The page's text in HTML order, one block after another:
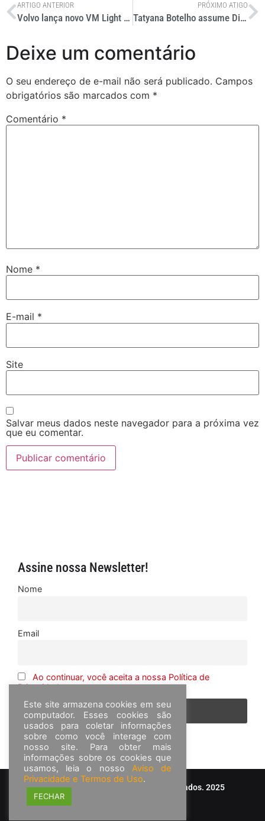
ARTIGO ANTERIOR
Volvo lança novo VM Light Mixer com redução de tara
PRÓXIMO ATIGO
Tatyana Botelho assume Diretoria de Governança, Compliance e LGPD da CAOA
Deixe um comentário
O seu endereço de e-mail não será publicado. Campos
obrigatórios são marcados com *
Comentário *
Nome *
E-mail *
Site
Salvar meus dados neste navegador para a próxima vez
que eu comentar.
Assine nossa Newsletter!
Nome
Email
Ao continuar, você aceita a nossa Política de
Privacidade
© Frota&Cia - Todos os direitos reservados. 2025
Este site armazena cookies em seu
computador. Esses cookies são
usados para coletar informações
sobre como você interage com
nosso site. Para obter mais
informações sobre os cookies que
usamos, leia o nosso Aviso de
Privacidade e Termos de Uso.
FECHAR